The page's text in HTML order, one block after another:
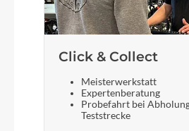
28 Zoll
Click & Collect
Meisterwerkstatt
Expertenberatung
Probefahrt bei
Teststrecke